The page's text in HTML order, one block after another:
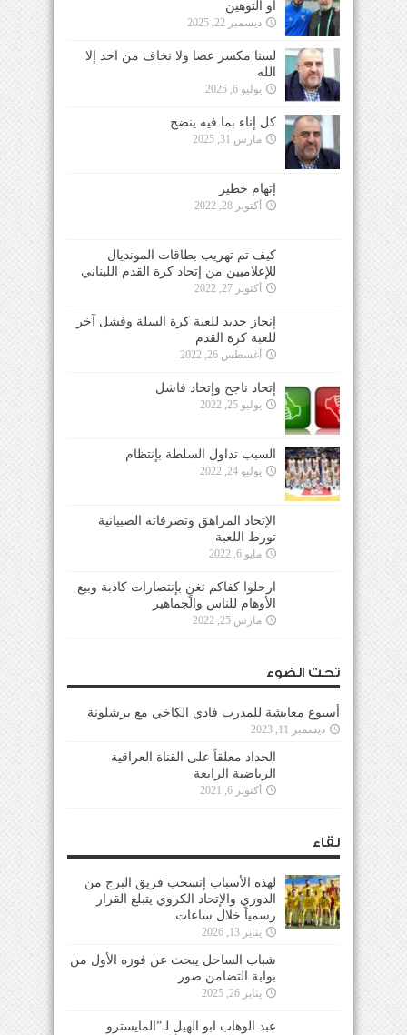
أو التوهين
ديسمبر 22, 2025
لسنا مكسر عصا ولا نخاف من احد إلا
الله
يوليو 6, 2025
كل إناء بما فيه ينضح
مارس 31, 2025
إتهام خطير
أكتوبر 28, 2022
كيف تم تهريب بطاقات المونديال
للإعلاميين من إتحاد كرة القدم اللبناني
أكتوبر 27, 2022
إنجاز جديد للعبة كرة السلة وفشل آخر
للعبة كرة القدم
أغسطس 26, 2022
إتحاد ناجح وإتحاد فاشل
يوليو 25, 2022
السبب تداول السلطة بإنتظام
يوليو 24, 2022
الإتحاد المراهق وتصرفاته الصبيانية
تورط اللعبة
مايو 6, 2022
ارحلوا كفاكم تغنٍ بإنتصارات كاذبة وبيع
الأوهام للناس والجماهير
مارس 25, 2022
تحت الضوء
أسبوع معايشة للمدرب فادي الكاخي مع برشلونة
ديسمبر 11, 2023
الحداد معلقاً على القناة العراقية
الرياضية الرابعة
أكتوبر 6, 2021
لقاء
لهذه الأسباب إنسحب فريق البرج من
الدوري والإتحاد الكروي يتبلغ القرار
رسمياً خلال ساعات
يناير 13, 2026
شباب الساحل يبحث عن فوزه الأول من
بوابة التضامن صور
يناير 26, 2025
عبد الوهاب ابو الهيل لـ”المايسترو